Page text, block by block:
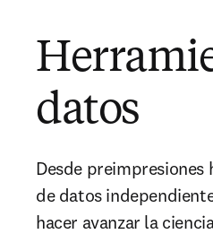
datos
Desde preimpresiones
de datos
hacer avanzar la